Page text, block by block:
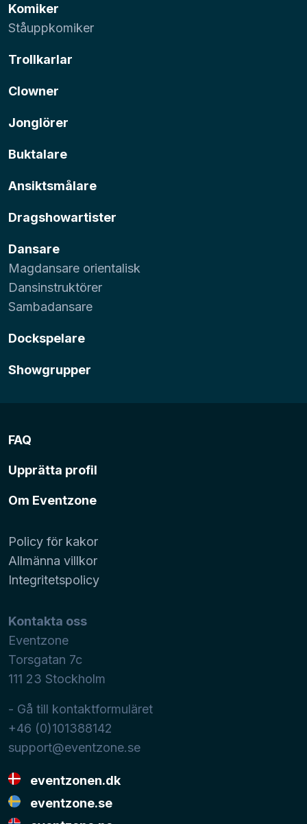
Komiker
Ståuppkomiker
Trollkarlar
Clowner
Jonglörer
Buktalare
Ansiktsmålare
Dragshowartister
Dansare
Magdansare orientalisk
Dansinstruktörer
Sambadansare
Dockspelare
Showgrupper
FAQ
Upprätta profil
Om Eventzone
Policy för kakor
Allmänna villkor
Integritetspolicy
Kontakta oss
Eventzone
Torsgatan 7c
111 23 Stockholm
- Gå till kontaktformuläret
+46 (0)101388142
support@eventzone.se
eventzonen.dk
eventzone.se